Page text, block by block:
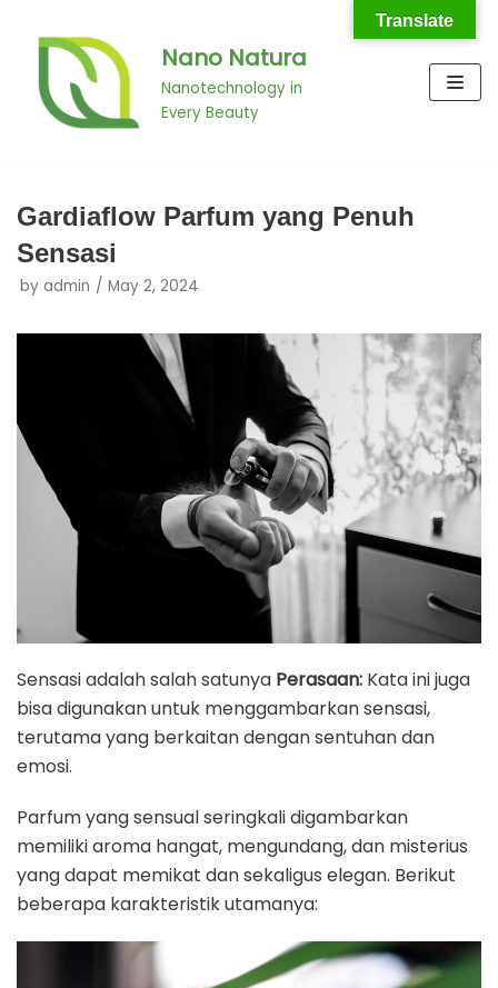
to
content
Nano Natura
Nanotechnology in
Every Beauty
Gardiaflow Parfum yang Penuh
Sensasi
by admin May 2, 2024
Sensasi adalah salah satunya Perasaan: Kata ini juga
bisa digunakan untuk menggambarkan sensasi,
terutama yang berkaitan dengan sentuhan dan
emosi.
Parfum yang sensual seringkali digambarkan
memiliki aroma hangat, mengundang, dan misterius
yang dapat memikat dan sekaligus elegan. Berikut
beberapa karakteristik utamanya:
Translate